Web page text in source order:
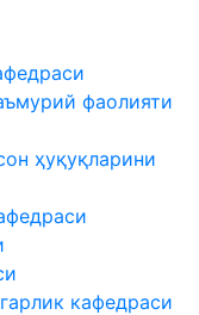
фаолияти
ҳуқуқларини
кафедраси